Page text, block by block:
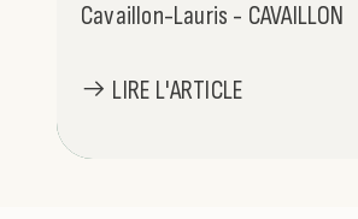
Cavaillon-Lauris - CAVAILLON
LIRE L'ARTICLE